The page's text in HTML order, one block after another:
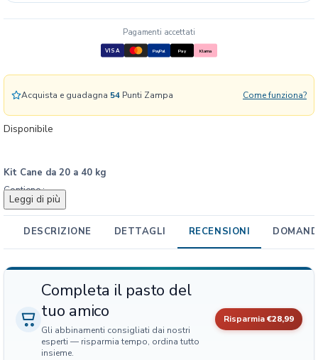
Disponibile
Kit Cane da 20 a 40 kg
Contiene :
Frontline Tri-Act Antiparassitario per Cani da 20 a 40kg 3
Pipette
Kong Corestrength Osso di Bamboo Cane – taglia L
Inodorina City Bag Ricarica Nero – sacchetti igenici 8 Rotoli con
Snack Omaggio
Leggi di più
k
g
u
t
t
à
Acquista e guadagna 54 Punti Zampa Come funziona?
Pagamenti accettati
VISA PayPal Pay Klarna
DESCRIZIONE DETTAGLI RECENSIONI
Completa il pasto del
tuo amico
Gli abbinamenti consigliati dai nostri
esperti — risparmia tempo, ordina tutto
insieme.
Risparmia€28,99